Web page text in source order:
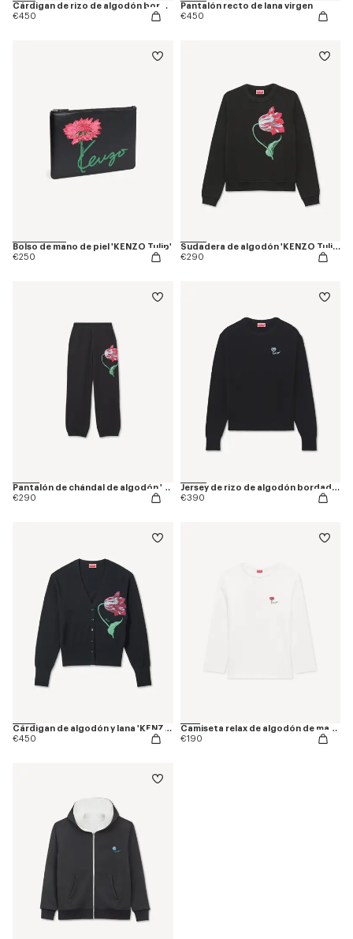
Cárdigan de rizo de algodón bordado 'KENZO Tulip'
€450
Pantalón recto de lana virgen
€450
Bolso de mano de piel 'KENZO Tulip'
€250
Sudadera de algodón 'KENZO Tulip'
€290
Pantalón de chándal de algodón 'KENZO Tulip'
€290
Jersey de rizo de algodón bordada 'KENZO Tulip'
€390
Cárdigan de algodón y lana 'KENZO Tulip'
€450
Camiseta relax de algodón de manga larga 'KENZO Tulip'
€190